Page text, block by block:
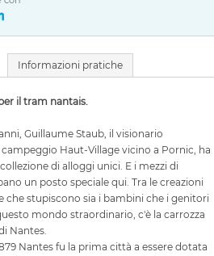
Informazioni pratiche
il tram nantais.
Guillaume Staub, il visionario
Haut-Village vicino a Pornic, ha
di alloggi unici. E i mezzi di
un posto speciale qui. Tra le creazioni
che stupiscono sia i bambini che i genitori
mondo straordinario, c'è la carrozza
Nantes.
Nantes fu la prima città a essere dotata